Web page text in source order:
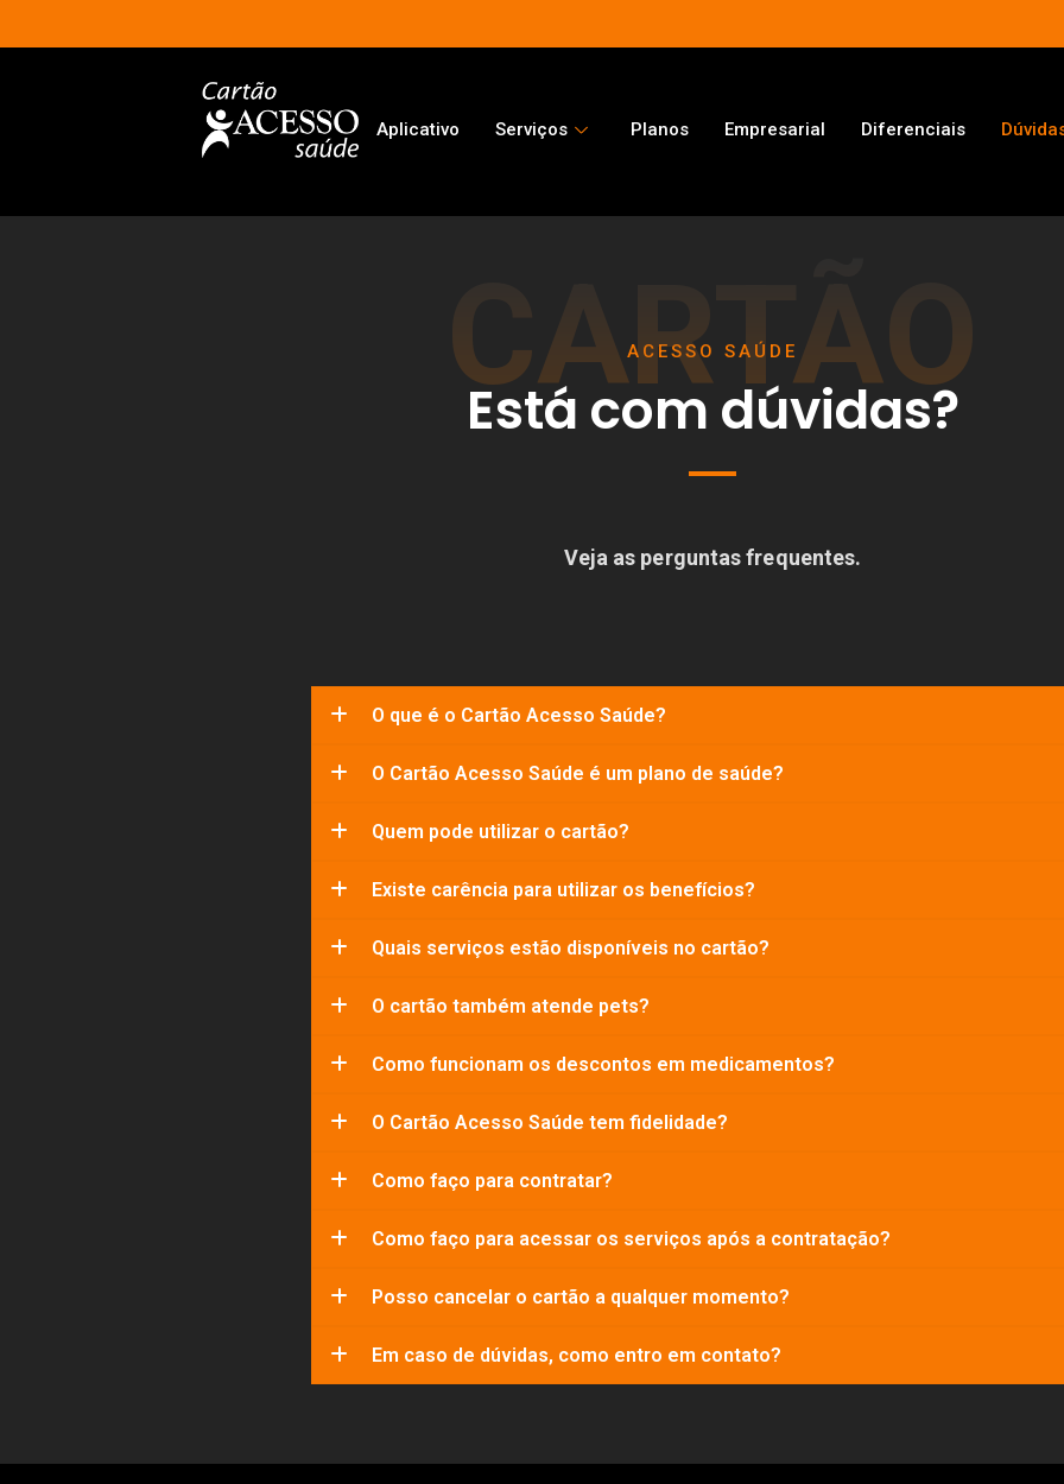
Aplicativo Serviços Planos Empresarial Diferenciais
CARTÃO
ACESSO SAÚDE
Está com dúvidas?
Veja as perguntas frequentes.
O que é o Cartão Acesso Saúde?
O Cartão Acesso Saúde é um plano de saúde?
Quem pode utilizar o cartão?
Existe carência para utilizar os benefícios?
Quais serviços estão disponíveis no cartão?
O cartão também atende pets?
Como funcionam os descontos em medicamentos?
O Cartão Acesso Saúde tem fidelidade?
Como faço para contratar?
Como faço para acessar os serviços após a contratação?
Posso cancelar o cartão a qualquer momento?
Em caso de dúvidas, como entro em contato?